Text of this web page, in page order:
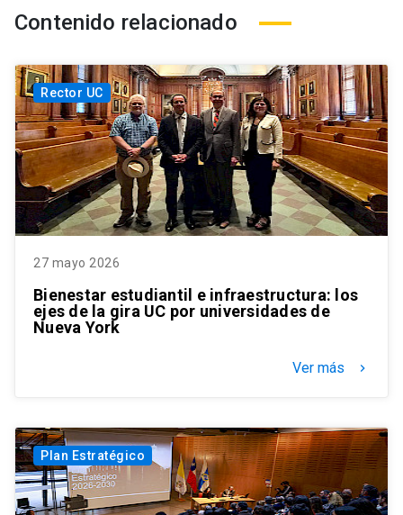
Contenido relacionado
Rector UC
27 mayo 2026
Bienestar estudiantil e infraestructura: los
ejes de la gira UC por universidades de
Nueva York
Ver más keyboard_arrow_right
Plan Estratégico